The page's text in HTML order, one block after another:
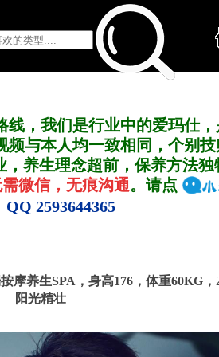
，我们是行业中的爱玛仕
与本人均一致相同，个别
养生理念超前，保养方法
微信，无痕沟通。请点
2593644365
摩养生SPA，身高176，体重60KG，
阳光精壮